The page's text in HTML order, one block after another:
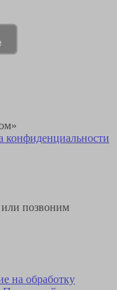
конфиденциальности
позвоним
на обработку